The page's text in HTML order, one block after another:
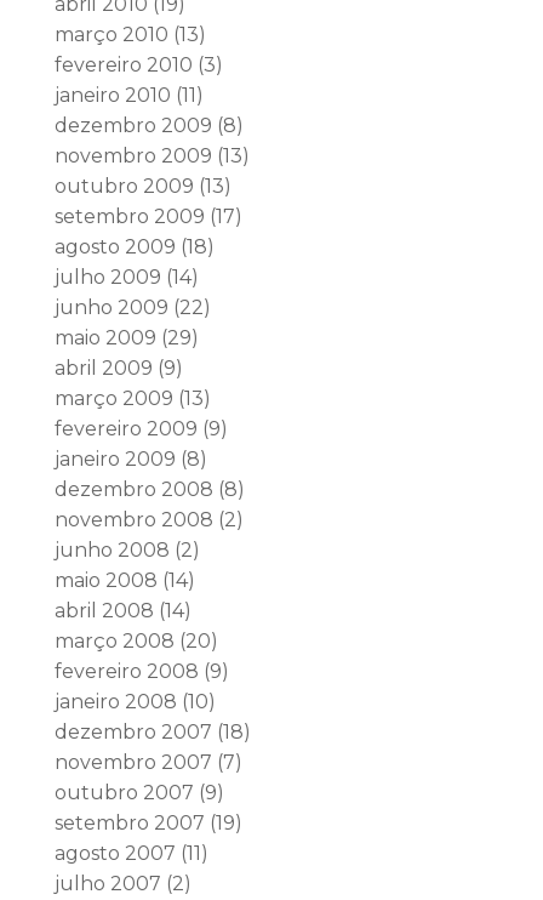
março 2010 (13)
fevereiro 2010 (3)
janeiro 2010 (11)
dezembro 2009 (8)
novembro 2009 (13)
outubro 2009 (13)
setembro 2009 (17)
agosto 2009 (18)
julho 2009 (14)
junho 2009 (22)
maio 2009 (29)
abril 2009 (9)
março 2009 (13)
fevereiro 2009 (9)
janeiro 2009 (8)
dezembro 2008 (8)
novembro 2008 (2)
junho 2008 (2)
maio 2008 (14)
abril 2008 (14)
março 2008 (20)
fevereiro 2008 (9)
janeiro 2008 (10)
dezembro 2007 (18)
novembro 2007 (7)
outubro 2007 (9)
setembro 2007 (19)
agosto 2007 (11)
julho 2007 (2)